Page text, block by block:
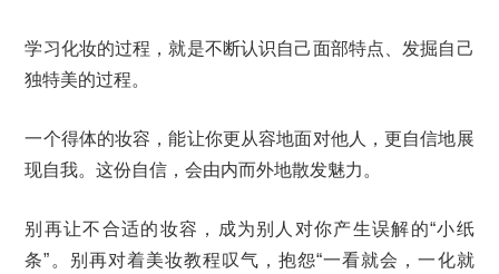
学习化妆的过程，就是不断认识自己面部特点、发掘自己
独特美的过程。
一个得体的妆容，能让你更从容地面对他人，更自信地展
现自我。这份自信，会由内而外地散发魅力。
别再让不合适的妆容，成为别人对你产生误解的“小纸
条”。别再对着美妆教程叹气，抱怨“一看就会，一化就